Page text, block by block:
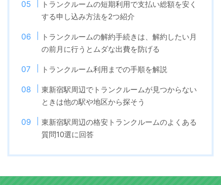
トランクルームの短期利用で支払い総額を安く
する申し込み方法を2つ紹介
トランクルームの解約手続きは、解約したい月
の前月に行うとムダな出費を防げる
トランクルーム利用までの手順を解説
東新宿駅周辺でトランクルームが見つからない
ときは他の駅や地区から探そう
東新宿駅周辺の格安トランクルームのよくある
質問10選に回答